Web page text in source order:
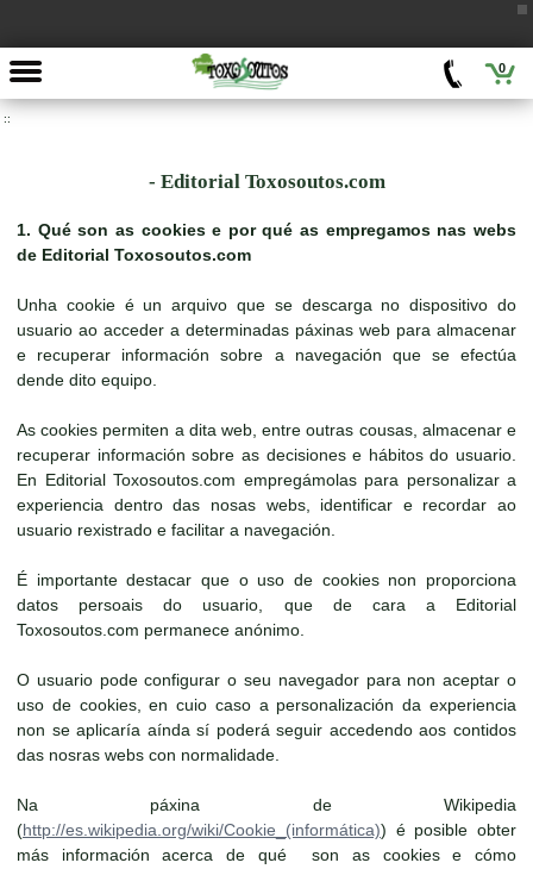
0
::
- Editorial Toxosoutos.com
1. Qué son as cookies e por qué as empregamos nas webs
de Editorial Toxosoutos.com
Unha cookie é un arquivo que se descarga no dispositivo do
usuario ao acceder a determinadas páxinas web para almacenar
e recuperar información sobre a navegación que se efectúa
dende dito equipo.
As cookies permiten a dita web, entre outras cousas, almacenar e
recuperar información sobre as decisiones e hábitos do usuario.
En Editorial Toxosoutos.com empregámolas para personalizar a
experiencia dentro das nosas webs, identificar e recordar ao
usuario rexistrado e facilitar a navegación.
É importante destacar que o uso de cookies non proporciona
datos persoais do usuario, que de cara a Editorial
Toxosoutos.com permanece anónimo.
O usuario pode configurar o seu navegador para non aceptar o
uso de cookies, en cuio caso a personalización da experiencia
non se aplicaría aínda sí poderá seguir accedendo aos contidos
das nosras webs con normalidade.
Na páxina de Wikipedia
(http://es.wikipedia.org/wiki/Cookie_(informática)) é posible obter
más información acerca de qué son as cookies e cómo